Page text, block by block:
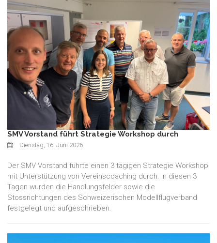
SMV Vorstand führt Strategie Workshop durch
Dienstag, 16. Juni 2026
Der SMV Vorstand führte einen 3 tägigen Strategie Workshop
mit Unterstützung von Vereinscoaching durch. In diesen 3
Tagen wurden die Handlungsfelder sowie die
Stossrichtungen des Schweizerischen Modellflugverband
festgelegt und aufgeschrieben.